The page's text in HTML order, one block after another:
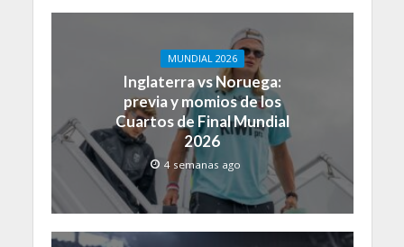
MUNDIAL 2026
Inglaterra vs Noruega:
previa y momios de los
Cuartos de Final Mundial
2026
4 semanas ago